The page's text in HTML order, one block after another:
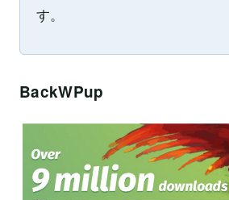
す。
BackWPup